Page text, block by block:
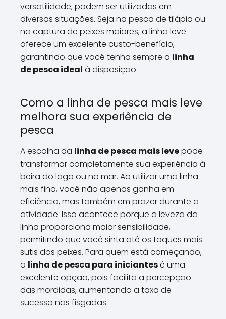
versatilidade, podem ser utilizadas em
diversas situações. Seja na pesca de tilápia ou
na captura de peixes maiores, a linha leve
oferece um excelente custo-benefício,
garantindo que você tenha sempre a linha
de pesca ideal à disposição.
Como a linha de pesca mais leve
melhora sua experiência de
pesca
A escolha da linha de pesca mais levepode
transformar completamente sua experiência à
beira do lago ou no mar. Ao utilizar uma linha
mais fina, você não apenas ganha em
eficiência, mas também em prazer durante a
atividade. Isso acontece porque a leveza da
linha proporciona maior sensibilidade,
permitindo que você sinta até os toques mais
sutis dos peixes. Para quem está começando,
a linha de pesca para iniciantesé uma
excelente opção, pois facilita a percepção
das mordidas, aumentando a taxa de
sucesso nas fisgadas.